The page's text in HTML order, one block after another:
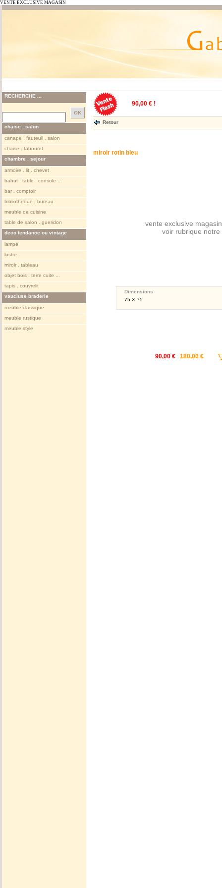
VENTE EXCLUSIVE MAGASIN
RECHERCHE ...
chaise . salon
canape . fauteuil . salon
chaise . tabouret
chambre . sejour
armoire . lit . chevet
bahut . table . console ...
bar . comptoir
bibliotheque . bureau
meuble de cuisine
table de salon . gueridon
deco tendance ou vintage
lampe
lustre
miroir . tableau
objet bois . terre cuite ...
tapis . couvrelit
vaucluse braderie
meuble classique
meuble rustique
meuble style
90,00 € !
Retour
miroir rotin bleu
vente exclusive
voir rubrique notre
Dimensions
75 X 75
90,00 € 180,00 €